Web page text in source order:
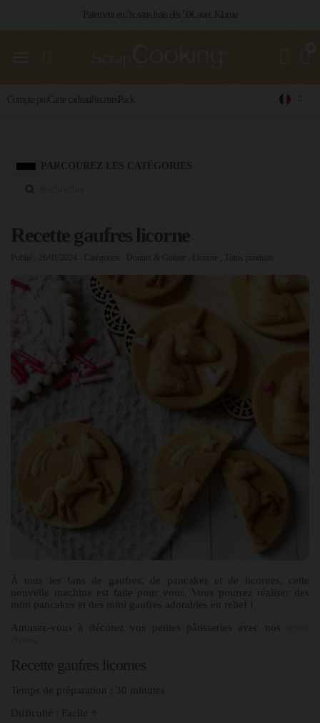
Livraison 24 / 48 h partout en France
Compte pro Carte cadeau Recettes Pack
PARCOUREZ LES CATÉGORIES
Recette gaufres licorne
Publié : 26/01/2024 Donuts & Goûter
À tous les fans de gaufres, de pancakes et de licornes, cette
nouvelle machine est faite pour vous. Vous pourrez réaliser des
mini pancakes et des mini gaufres adorables en relief !
Amusez-vous à décorez vos petites pâtisseries avec nos
Recette gaufres licornes
Temps de préparation : 30 minutes
Difficulté : Facile ⭐